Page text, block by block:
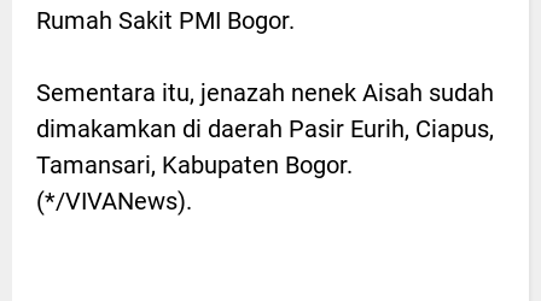
Rumah Sakit PMI Bogor.
Sementara itu, jenazah nenek Aisah sudah
dimakamkan di daerah Pasir Eurih, Ciapus,
Tamansari, Kabupaten Bogor.
(*/VIVANews).